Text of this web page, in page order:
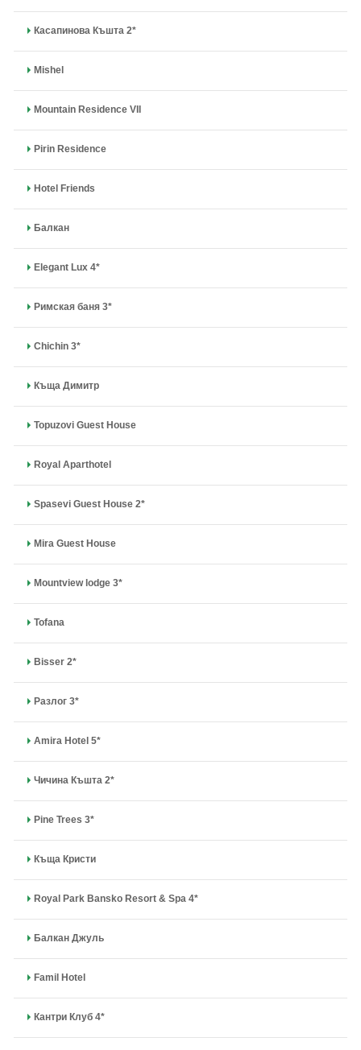
Касапинова Къшта 2*
Mishel
Mountain Residence VII
Pirin Residence
Hotel Friends
Балкан
Elegant Lux 4*
Римская баня 3*
Chichin 3*
Къща Димитр
Topuzovi Guest House
Royal Aparthotel
Spasevi Guest House 2*
Mira Guest House
Mountview lodge 3*
Tofana
Bisser 2*
Разлог 3*
Amira Hotel 5*
Чичина Къшта 2*
Pine Trees 3*
Къща Кристи
Royal Park Bansko Resort & Spa 4*
Балкан Джуль
Famil Hotel
Кантри Клуб 4*